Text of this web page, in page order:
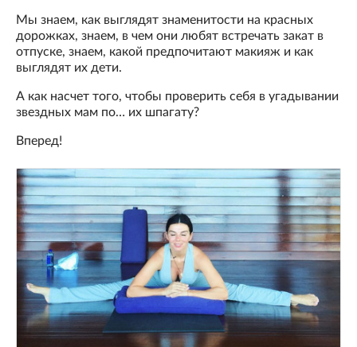
Мы знаем, как выглядят знаменитости на красных
дорожках, знаем, в чем они любят встречать закат в
отпуске, знаем, какой предпочитают макияж и как
выглядят их дети.
А как насчет того, чтобы проверить себя в угадывании
звездных мам по… их шпагату?
Вперед!